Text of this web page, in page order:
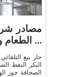
مصادر
الطعام ومشاريع زيت الطعام في ...
حار بيع
البكر النفط
الصحافة جوز